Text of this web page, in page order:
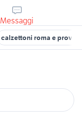
Messaggi
calzettoni roma e